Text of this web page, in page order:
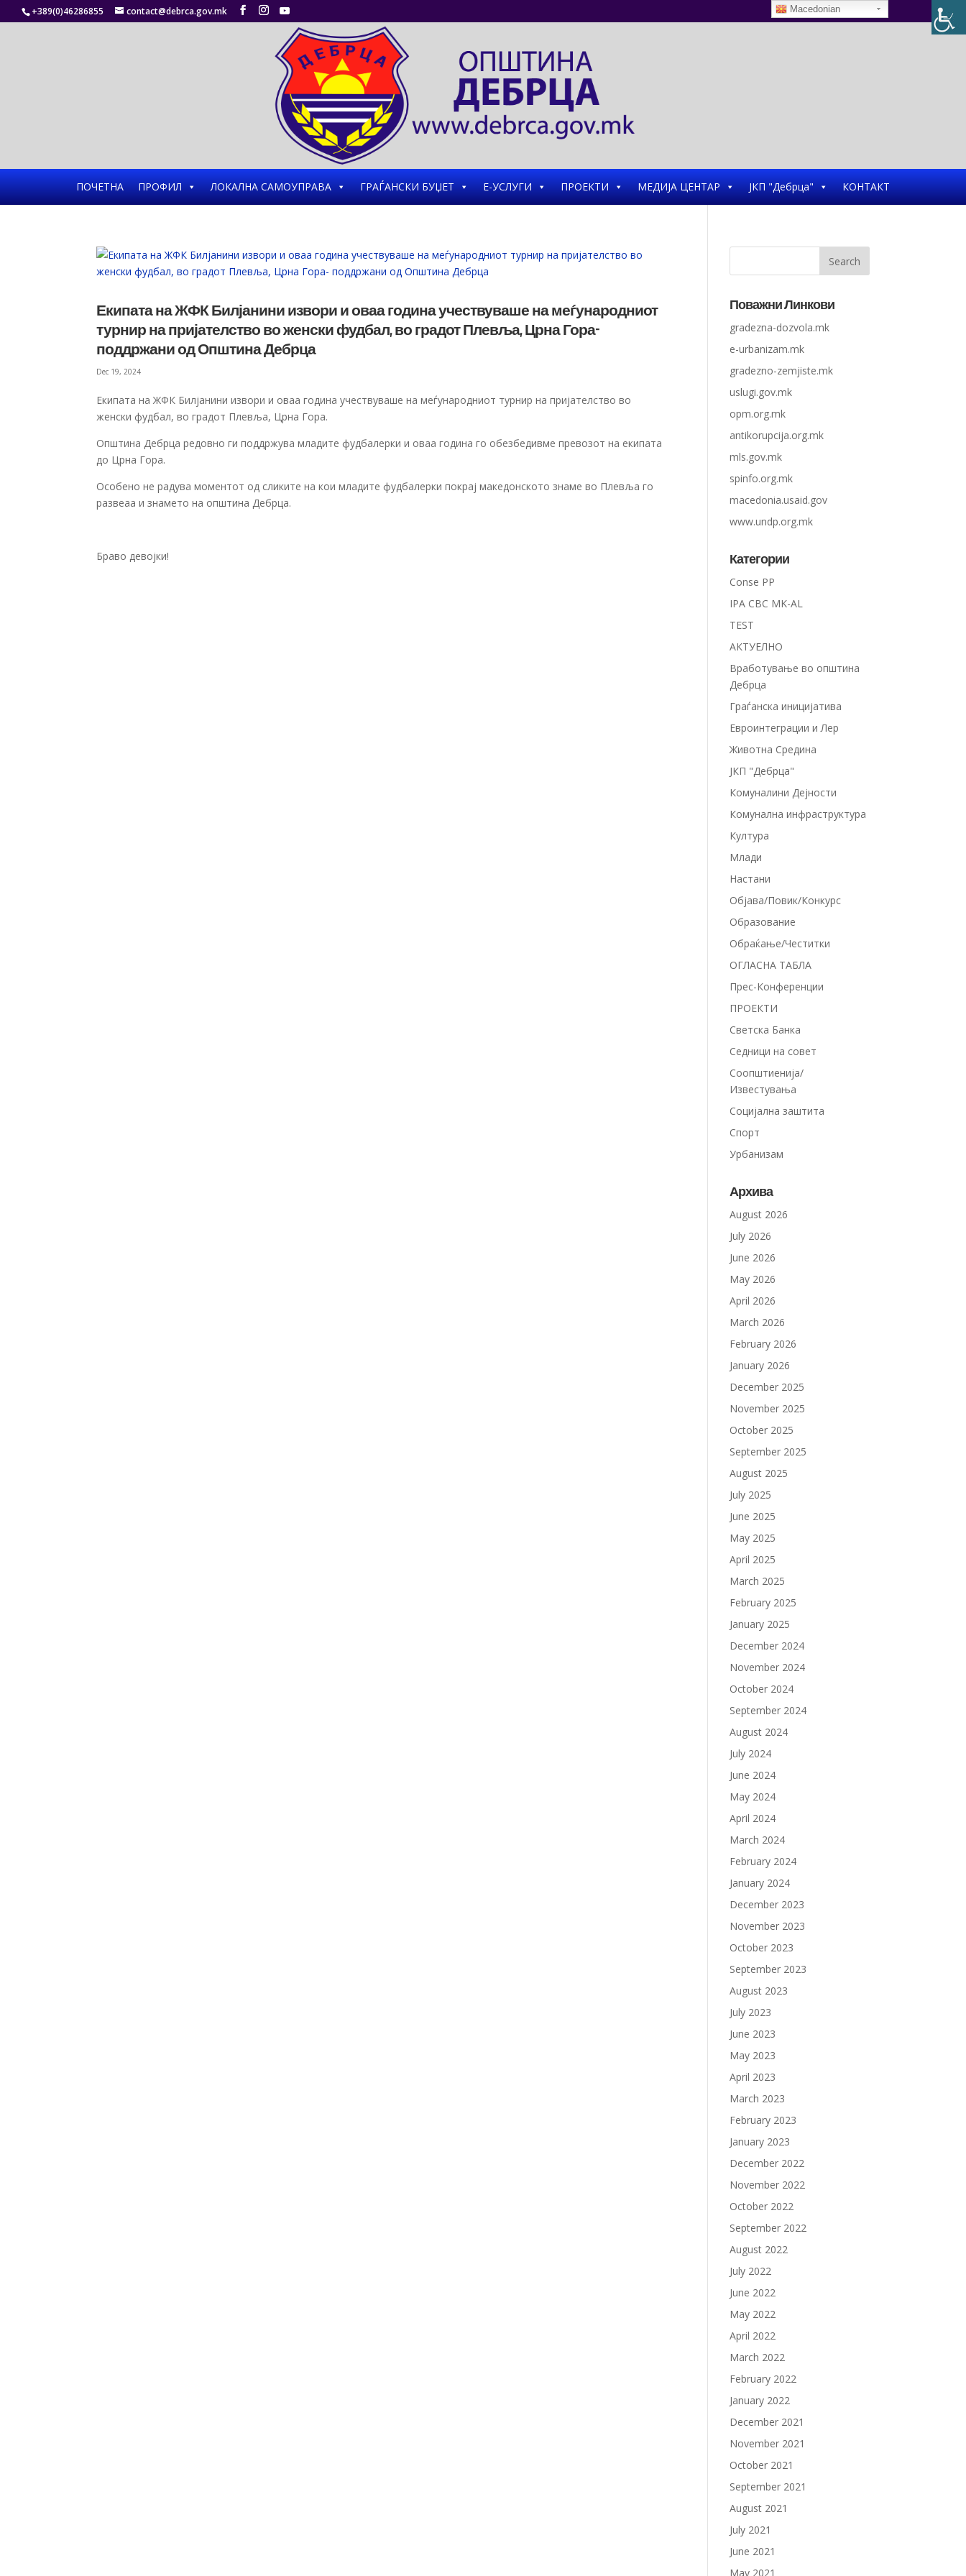
+389(0)46286855 contact@debrca.gov.mk
ПОЧЕТНА ПРОФИЛ ЛОКАЛНА САМОУПРАВА ГРАЃАНСКИ БУЏЕТ Е-УСЛУГИ ПРОЕКТИ МЕДИЈА ЦЕНТАР ЈКП "Дебрца" КОНТАКТ
Екипата на ЖФК Билјанини извори и оваа година учествуваше на меѓународниот
турнир на пријателство во женски фудбал, во градот Плевља, Црна Гора-
поддржани од Општина Дебрца
Dec 19, 2024
Екипата на ЖФК Билјанини извори и оваа година учествуваше на меѓународниот турнир на пријателство во
женски фудбал, во градот Плевља, Црна Гора.
Општина Дебрца редовно ги поддржува младите фудбалерки и оваа година го обезбедивме превозот на екипата
до Црна Гора.
Особено не радува моментот од сликите на кои младите фудбалерки покрај македонското знаме во Плевља го
развеаа и знамето на општина Дебрца.
Браво девојки!
Поважни Линкови
gradezna-dozvola.mk
e-urbanizam.mk
gradezno-zemjiste.mk
uslugi.gov.mk
opm.org.mk
antikorupcija.org.mk
mls.gov.mk
spinfo.org.mk
macedonia.usaid.gov
www.undp.org.mk
Категории
Conse PP
IPA CBC MK-AL
TEST
АКТУЕЛНО
Вработување во општина
Дебрца
Граѓанска иницијатива
Евроинтеграции и Лер
Животна Средина
ЈКП "Дебрца"
Комуналини Дејности
Комунална инфраструктура
Култура
Млади
Настани
Објава/Повик/Конкурс
Образование
Обраќање/Честитки
ОГЛАСНА ТАБЛА
Прес-Конференции
ПРОЕКТИ
Светска Банка
Седници на совет
Соопштиенија/
Известувања
Социјална заштита
Спорт
Урбанизам
Архива
August 2026
July 2026
June 2026
May 2026
April 2026
March 2026
February 2026
January 2026
December 2025
November 2025
October 2025
September 2025
August 2025
July 2025
June 2025
May 2025
April 2025
March 2025
February 2025
January 2025
December 2024
November 2024
October 2024
September 2024
August 2024
July 2024
June 2024
May 2024
April 2024
March 2024
February 2024
January 2024
December 2023
November 2023
October 2023
September 2023
August 2023
July 2023
June 2023
May 2023
April 2023
March 2023
February 2023
January 2023
December 2022
November 2022
October 2022
September 2022
August 2022
July 2022
June 2022
May 2022
April 2022
March 2022
February 2022
January 2022
December 2021
November 2021
October 2021
September 2021
August 2021
July 2021
June 2021
May 2021
Macedonian